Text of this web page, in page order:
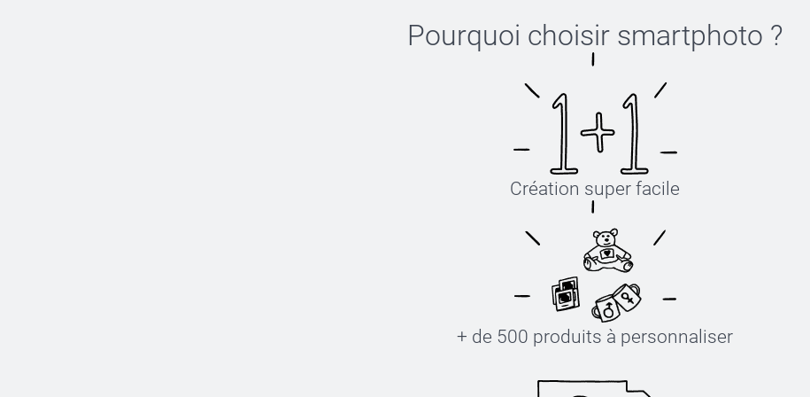
Pourquoi choisir smartphoto ?
Création super facile
+ de 500 produits à personnaliser